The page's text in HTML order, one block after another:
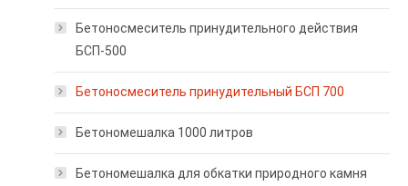
Бетоносмеситель принудительного действия
БСП-500
Бетоносмеситель принудительный БСП 700
Бетономешалка 1000 литров
Бетономешалка для обкатки природного камня